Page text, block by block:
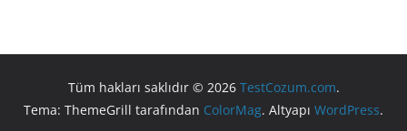
Tüm hakları saklıdır © 2026 TestCozum.com.
Tema: ThemeGrill tarafından ColorMag. Altyapı WordPress.